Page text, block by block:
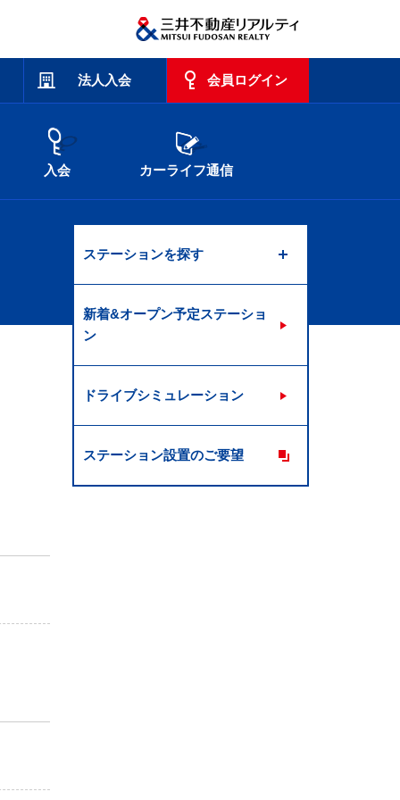
法人入会 会員ログイン
入会 カーライフ通信
ステーションを探す
新着&オープン予定ステーショ
ン
ドライブシミュレーション
ステーション設置のご要望